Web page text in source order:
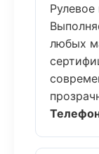
любых